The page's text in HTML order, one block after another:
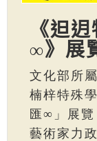
《𨑨
∞》展
文化部所
楠梓特殊
匯∞」展
藝術家力